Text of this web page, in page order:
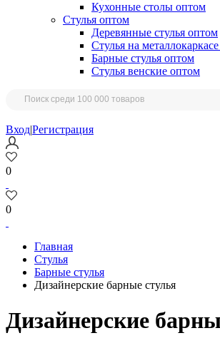
Кухонные столы оптом
Стулья оптом
Деревянные стулья оптом
Стулья на
Барные стулья оптом
Стулья венские оптом
Вход|Регистрация
0
0
Главная
Стулья
Барные стулья
Дизайнерские барные стулья
Дизайнерские